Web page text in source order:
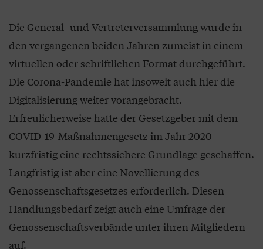
Die General- und Vertreterversammlung wurde in
den vergangenen beiden Jahren zumeist in einem
virtuellen oder schriftlichen Format durchgeführt.
Die Corona-Pandemie hat insoweit auch hier die
Digitalisierung weiter vorangebracht.
Erfreulicherweise hatte der Gesetzgeber mit dem
COVID-19-Maßnahmengesetz im Jahr 2020
kurzfristig eine rechtssichere Grundlage geschaffen.
Langfristig ist aber eine Novellierung des
Genossenschaftsgesetzes erforderlich. Diesen
Handlungsbedarf zeigt auch eine Umfrage der
Genossenschaftsverbände unter ihren Mitgliedern
auf.